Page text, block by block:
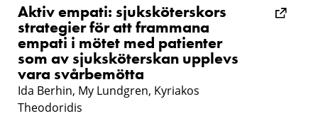
Aktiv empati: sjuksköterskors
strategier för att frammana
empati i mötet med patienter
som av sjuksköterskan upplevs
vara svårbemötta
Ida Berhin, My Lundgren, Kyriakos
Theodoridis